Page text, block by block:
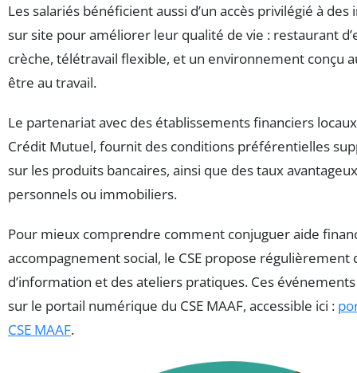
Les salariés bénéficient aussi d’un accès privilégié à
sur site pour améliorer leur qualité de vie : restaurant
crèche, télétravail flexible, et un environnement conçu
être au travail.
Le partenariat avec des établissements financiers
Crédit Mutuel, fournit des conditions préférentielles
sur les produits bancaires, ainsi que des taux
personnels ou immobiliers.
Pour mieux comprendre comment conjuguer aide
accompagnement social, le CSE propose régulièrement
d’information et des ateliers pratiques. Ces
sur le portail numérique du CSE MAAF, accessible ici :
CSE MAAF.